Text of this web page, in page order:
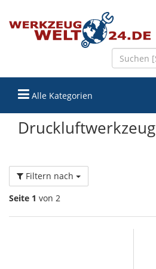
Alle Kategorien
Druckluftwerkzeug
Filtern nach
Seite 1 von 2